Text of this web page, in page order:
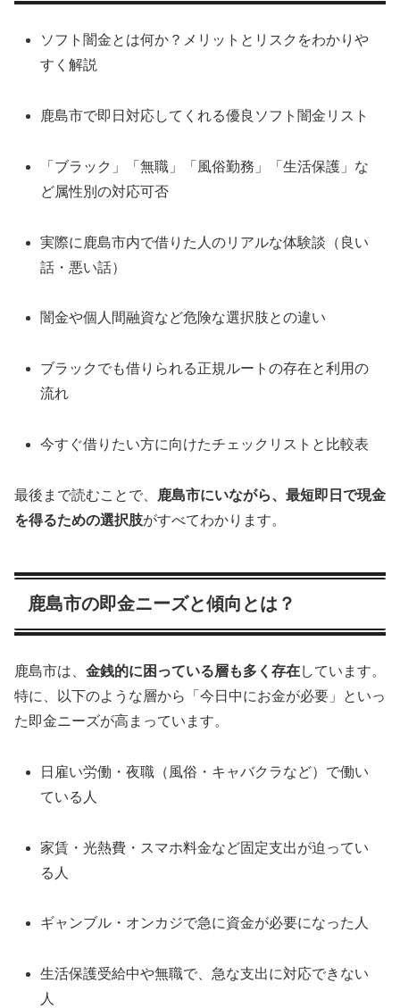
ソフト闇金とは何か？メリットとリスクをわかりや
すく解説
鹿島市で即日対応してくれる優良ソフト闇金リスト
「ブラック」「無職」「風俗勤務」「生活保護」な
ど属性別の対応可否
実際に鹿島市内で借りた人のリアルな体験談（良い
話・悪い話）
闇金や個人間融資など危険な選択肢との違い
ブラックでも借りられる正規ルートの存在と利用の
流れ
今すぐ借りたい方に向けたチェックリストと比較表
最後まで読むことで、
鹿島市にいながら、最短即日で現金
を得るための選択肢がすべてわかります。
鹿島市の即金ニーズと傾向とは？
鹿島市は、 金銭的に困っている層も多く存在しています。
特に、以下のような層から「今日中にお金が必要」といっ
た即金ニーズが高まっています。
日雇い労働・夜職（風俗・キャバクラなど）で働い
ている人
家賃・光熱費・スマホ料金など固定支出が迫ってい
る人
ギャンブル・オンカジで急に資金が必要になった人
生活保護受給中や無職で、急な支出に対応できない
人